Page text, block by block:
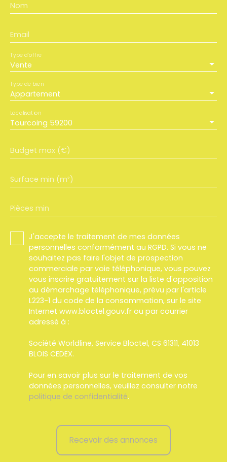
Nom
Email
Vente
Type d'offre
Appartement
Type de bien
Tourcoing 59200
Localisation
Budget max (€)
Surface min (m²)
Pièces min
J'accepte le traitement de mes données
personnelles conformément au RGPD. Si vous ne
souhaitez pas faire l'objet de prospection
commerciale par voie téléphonique, vous pouvez
vous inscrire gratuitement sur la liste d'opposition
au démarchage téléphonique, prévu par l'article
L223-1 du code de la consommation, sur le site
Internet www.bloctel.gouv.fr ou par courrier
adressé à :
Société Worldline, Service Bloctel, CS 61311, 41013
BLOIS CEDEX.
Pour en savoir plus sur le traitement de vos
données personnelles, veuillez consulter notre
politique de confidentialité.
Recevoir des annonces